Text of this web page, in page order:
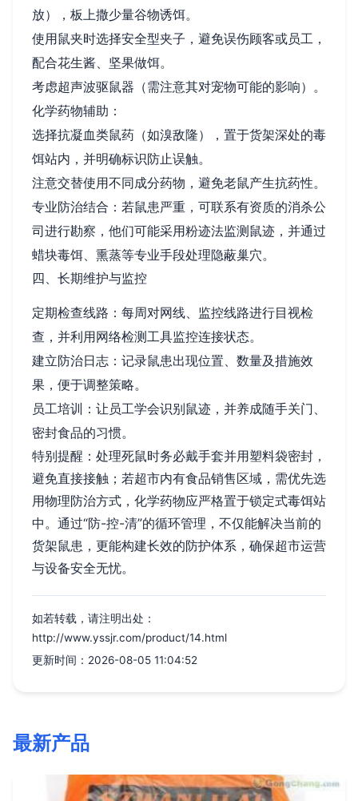
放），板上撒少量谷物诱饵。
使用鼠夹时选择安全型夹子，避免误伤顾客或员工，
配合花生酱、坚果做饵。
考虑超声波驱鼠器（需注意其对宠物可能的影响）。
化学药物辅助：
选择抗凝血类鼠药（如溴敌隆），置于货架深处的毒
饵站内，并明确标识防止误触。
注意交替使用不同成分药物，避免老鼠产生抗药性。
专业防治结合：若鼠患严重，可联系有资质的消杀公
司进行勘察，他们可能采用粉迹法监测鼠迹，并通过
蜡块毒饵、熏蒸等专业手段处理隐蔽巢穴。
四、长期维护与监控
定期检查线路：每周对网线、监控线路进行目视检
查，并利用网络检测工具监控连接状态。
建立防治日志：记录鼠患出现位置、数量及措施效
果，便于调整策略。
员工培训：让员工学会识别鼠迹，并养成随手关门、
密封食品的习惯。
特别提醒：处理死鼠时务必戴手套并用塑料袋密封，
避免直接接触；若超市内有食品销售区域，需优先选
用物理防治方式，化学药物应严格置于锁定式毒饵站
中。通过“防-控-清”的循环管理，不仅能解决当前的
货架鼠患，更能构建长效的防护体系，确保超市运营
与设备安全无忧。
如若转载，请注明出处：
http://www.yssjr.com/product/14.html
更新时间：2026-08-05 11:04:52
最新产品